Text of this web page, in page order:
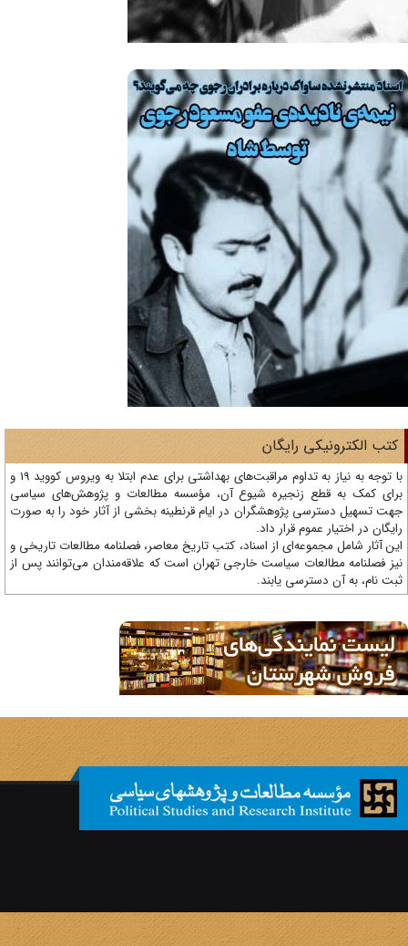
الکترونیکی رایگان
با توجه به نیاز به تداوم مراقبت‌های بهداشتی برای عدم ابتلا به ویروس کووید 19 و
کمک به قطع زنجیره شیوع آن، مؤسسه مطالعات و پژوهش‌های سیاسی
تسهیل دسترسی پژوهشگران در ایام قرنطینه بخشی از آثار خود را به صورت
در اختیار عموم قرار داد.
آثار شامل مجموعه‌ای از اسناد، کتب تاریخ معاصر، فصلنامه‌ مطالعات تاریخی و
فصلنامه مطالعات سیاست خارجی تهران است که علاقه‌مندان می‌توانند پس از
نام، به آن دسترسی یابند.